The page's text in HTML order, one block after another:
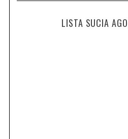
LISTA SUCIA